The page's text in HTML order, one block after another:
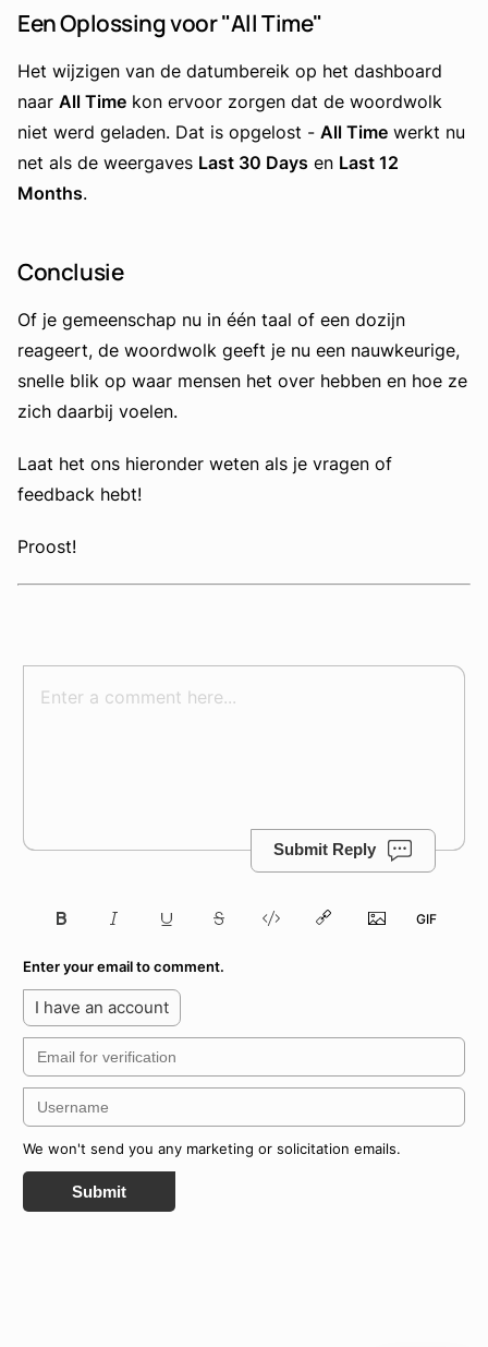
Een Oplossing voor "All Time"
Het wijzigen van de datumbereik op het dashboard
naar All Time kon ervoor zorgen dat de woordwolk
niet werd geladen. Dat is opgelost - All Time werkt nu
net als de weergaves Last 30 Days en Last 12
Months.
Conclusie
Of je gemeenschap nu in één taal of een dozijn
reageert, de woordwolk geeft je nu een nauwkeurige,
snelle blik op waar mensen het over hebben en hoe ze
zich daarbij voelen.
Laat het ons hieronder weten als je vragen of
feedback hebt!
Proost!
Submit Reply
Enter your email to comment.
I have an account
We won't send you any marketing or solicitation emails.
Submit